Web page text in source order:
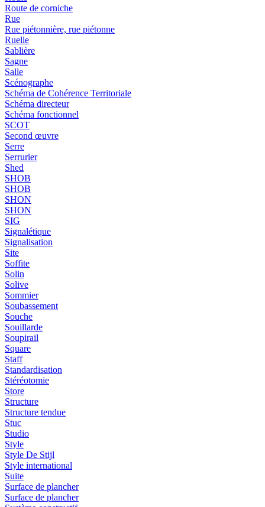
Route de corniche
Rue
Rue piétonnière, rue piétonne
Ruelle
Sablière
Sagne
Salle
Scénographe
Schéma de Cohérence Territoriale
Schéma directeur
Schéma fonctionnel
SCOT
Second œuvre
Serre
Serrurier
Shed
SHOB
SHOB
SHON
SHON
SIG
Signalétique
Signalisation
Site
Soffite
Solin
Solive
Sommier
Soubassement
Souche
Souillarde
Soupirail
Square
Staff
Standardisation
Stéréotomie
Store
Structure
Structure tendue
Stuc
Studio
Style
Style De Stijl
Style international
Suite
Surface de plancher
Surface de plancher